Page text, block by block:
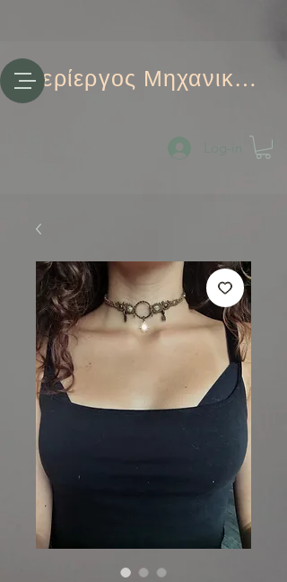
Περίεργος Μηχανικός
Log-in